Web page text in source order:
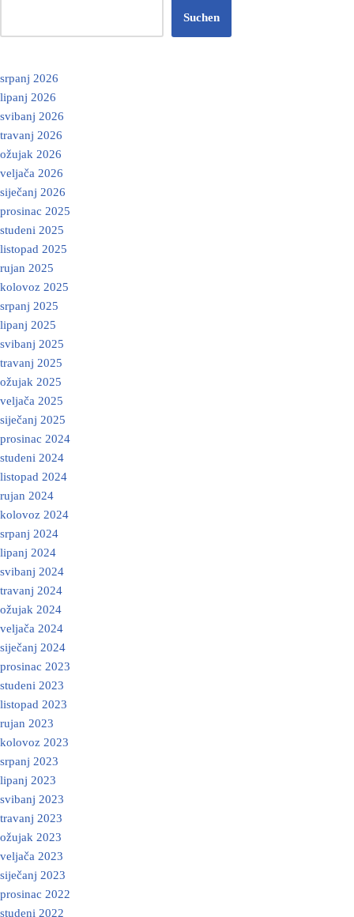
Suchen
srpanj 2026
lipanj 2026
svibanj 2026
travanj 2026
ožujak 2026
veljača 2026
siječanj 2026
prosinac 2025
studeni 2025
listopad 2025
rujan 2025
kolovoz 2025
srpanj 2025
lipanj 2025
svibanj 2025
travanj 2025
ožujak 2025
veljača 2025
siječanj 2025
prosinac 2024
studeni 2024
listopad 2024
rujan 2024
kolovoz 2024
srpanj 2024
lipanj 2024
svibanj 2024
travanj 2024
ožujak 2024
veljača 2024
siječanj 2024
prosinac 2023
studeni 2023
listopad 2023
rujan 2023
kolovoz 2023
srpanj 2023
lipanj 2023
svibanj 2023
travanj 2023
ožujak 2023
veljača 2023
siječanj 2023
prosinac 2022
studeni 2022